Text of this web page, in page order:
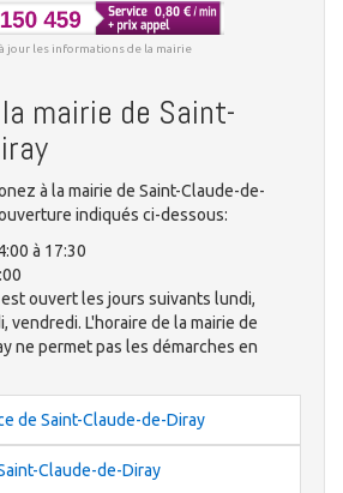
jour les informations de la mairie
mairie de Saint-
à la mairie de Saint-Claude-de-
indiqués ci-dessous:
à 17:30
ouvert les jours suivants lundi,
vendredi. L'horaire de la mairie de
ne permet pas les démarches en
de Saint-Claude-de-Diray
Claude-de-Diray